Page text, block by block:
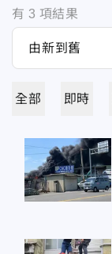
有 3 項結果
全部 即時